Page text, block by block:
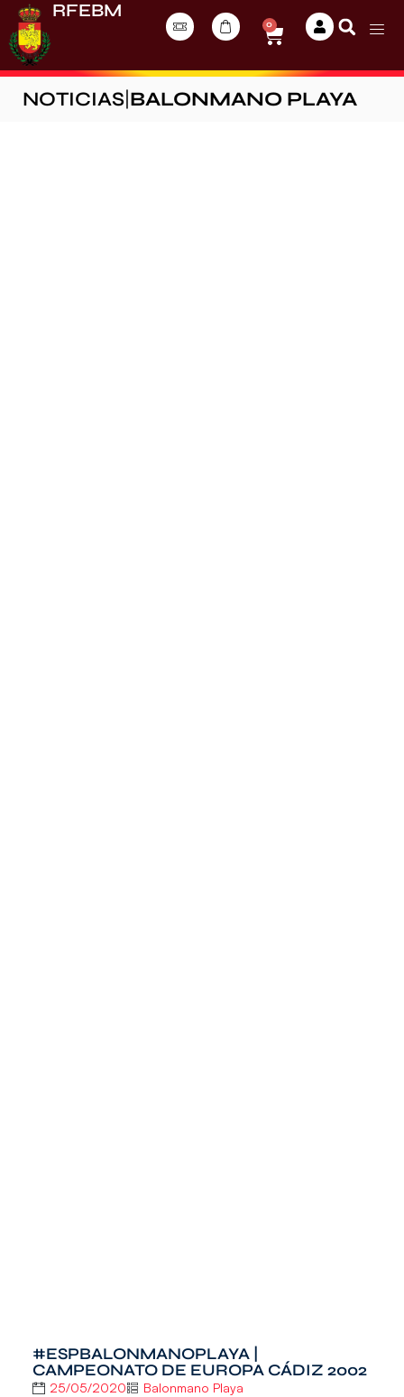
RFEBM
0
NOTICIAS BALONMANO PLAYA
#ESPBALONMANOPLAYA |
CAMPEONATO DE EUROPA CÁDIZ 2002
25/05/2020 Balonmano Playa